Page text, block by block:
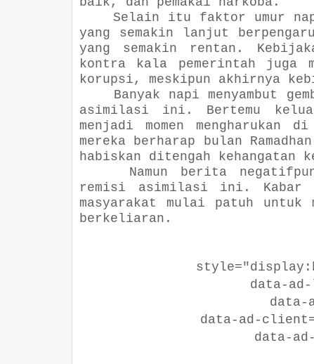
Selain itu faktor umur
yang semakin lanjut
yang semakin rentan.
kontra kala pemerintah juga
korupsi, meskipun akhirnya
Banyak napi menyambut
asimilasi ini. Bertemu
menjadi momen
mereka berharap bulan
habiskan ditengah kehangatan
Namun berita
remisi asimilasi ini. Kabar
masyarakat mulai patuh untuk
berkeliaran.
data-ad-
data-
data-ad-
data-ad-